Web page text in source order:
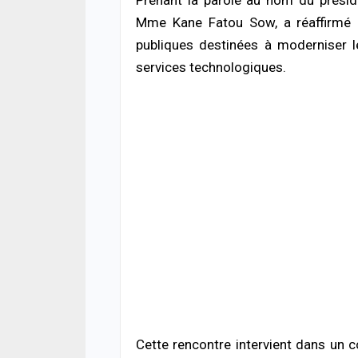
Mme Kane Fatou Sow, a
publiques destinées à moderniser
services technologiques.
Cette rencontre intervient dans un
la